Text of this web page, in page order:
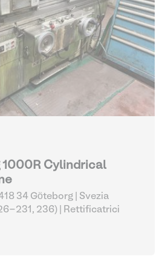
1000R Cylindrical
34 Göteborg | Svezia
231, 236)
| Rettificatrici